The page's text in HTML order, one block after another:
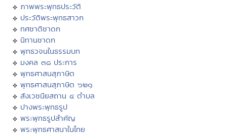
ภาพพระพุทธประวัติ
ประวัติพระพุทธสาวก
ทศชาติชาดก
นิทานชาดก
พุทธวจนในธรรมบท
มงคล ๓๘ ประการ
พุทธศาสนสุภาษิต
พุทธศาสนสุภาษิต ๖๒๑
สังเวชนียสถาน ๔ ตำบล
ปางพระพุทธรูป
พระพุทธรูปสำคัญ
พระพุทธศาสนาในไทย